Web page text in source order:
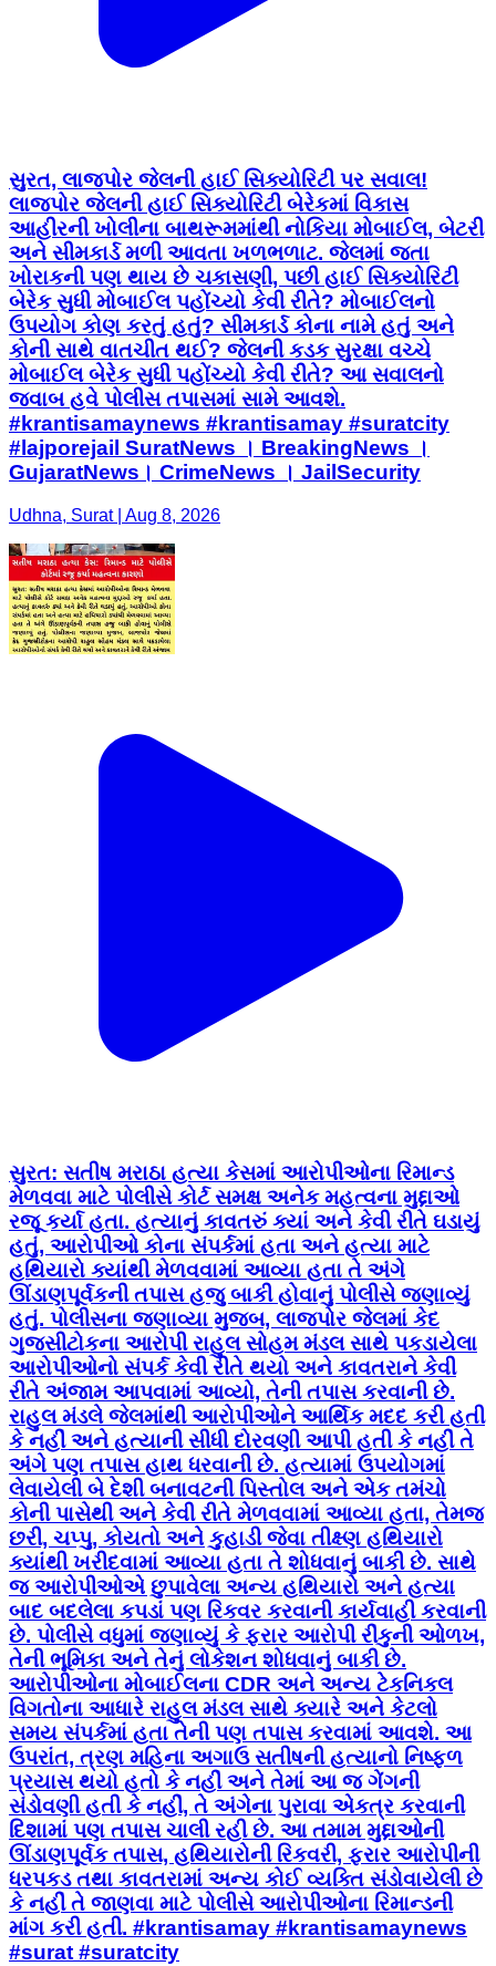
સુરત, લાજપોર જેલની હાઈ સિક્યોરિટી પર સવાલ!
લાજપોર જેલની હાઈ સિક્યોરિટી બેરેકમાં વિકાસ
આહીરની ખોલીના બાથરૂમમાંથી નોકિયા મોબાઈલ, બેટરી
અને સીમકાર્ડ મળી આવતા ખળભળાટ. જેલમાં જતા
ખોરાકની પણ થાય છે ચકાસણી, પછી હાઈ સિક્યોરિટી
બેરેક સુધી મોબાઈલ પહોંચ્યો કેવી રીતે? મોબાઈલનો
ઉપયોગ કોણ કરતું હતું? સીમકાર્ડ કોના નામે હતું અને
કોની સાથે વાતચીત થઈ? જેલની કડક સુરક્ષા વચ્ચે
મોબાઈલ બેરેક સુધી પહોંચ્યો કેવી રીતે? આ સવાલનો
જવાબ હવે પોલીસ તપાસમાં સામે આવશે.
#krantisamaynews #krantisamay #suratcity
#lajporejail SuratNews । BreakingNews ।
GujaratNews। CrimeNews । JailSecurity
Udhna, Surat | Aug 8, 2026
સુરત: સતીષ મરાઠા હત્યા કેસમાં આરોપીઓના રિમાન્ડ
મેળવવા માટે પોલીસે કોર્ટ સમક્ષ અનેક મહત્વના મુદ્દાઓ
રજૂ કર્યા હતા. હત્યાનું કાવતરું ક્યાં અને કેવી રીતે ઘડાયું
હતું, આરોપીઓ કોના સંપર્કમાં હતા અને હત્યા માટે
હથિયારો ક્યાંથી મેળવવામાં આવ્યા હતા તે અંગે
ઊંડાણપૂર્વકની તપાસ હજુ બાકી હોવાનું પોલીસે જણાવ્યું
હતું. પોલીસના જણાવ્યા મુજબ, લાજપોર જેલમાં કેદ
ગુજસીટોકના આરોપી રાહુલ સોહમ મંડલ સાથે પકડાયેલા
આરોપીઓનો સંપર્ક કેવી રીતે થયો અને કાવતરાને કેવી
રીતે અંજામ આપવામાં આવ્યો, તેની તપાસ કરવાની છે.
રાહુલ મંડલે જેલમાંથી આરોપીઓને આર્થિક મદદ કરી હતી
કે નહીં અને હત્યાની સીધી દોરવણી આપી હતી કે નહીં તે
અંગે પણ તપાસ હાથ ધરવાની છે. હત્યામાં ઉપયોગમાં
લેવાયેલી બે દેશી બનાવટની પિસ્તોલ અને એક તમંચો
કોની પાસેથી અને કેવી રીતે મેળવવામાં આવ્યા હતા, તેમજ
છરી, ચપ્પુ, કોયતો અને કુહાડી જેવા તીક્ષ્ણ હથિયારો
ક્યાંથી ખરીદવામાં આવ્યા હતા તે શોધવાનું બાકી છે. સાથે
જ આરોપીઓએ છુપાવેલા અન્ય હથિયારો અને હત્યા
બાદ બદલેલા કપડાં પણ રિકવર કરવાની કાર્યવાહી કરવાની
છે. પોલીસે વધુમાં જણાવ્યું કે ફરાર આરોપી રીંકુની ઓળખ,
તેની ભૂમિકા અને તેનું લોકેશન શોધવાનું બાકી છે.
આરોપીઓના મોબાઈલના CDR અને અન્ય ટેકનિકલ
વિગતોના આધારે રાહુલ મંડલ સાથે ક્યારે અને કેટલો
સમય સંપર્કમાં હતા તેની પણ તપાસ કરવામાં આવશે. આ
ઉપરાંત, ત્રણ મહિના અગાઉ સતીષની હત્યાનો નિષ્ફળ
પ્રયાસ થયો હતો કે નહીં અને તેમાં આ જ ગેંગની
સંડોવણી હતી કે નહીં, તે અંગેના પુરાવા એકત્ર કરવાની
દિશામાં પણ તપાસ ચાલી રહી છે. આ તમામ મુદ્દાઓની
ઊંડાણપૂર્વક તપાસ, હથિયારોની રિકવરી, ફરાર આરોપીની
ધરપકડ તથા કાવતરામાં અન્ય કોઈ વ્યક્તિ સંડોવાયેલી છે
કે નહીં તે જાણવા માટે પોલીસે આરોપીઓના રિમાન્ડની
માંગ કરી હતી. #krantisamay #krantisamaynews
#surat #suratcity